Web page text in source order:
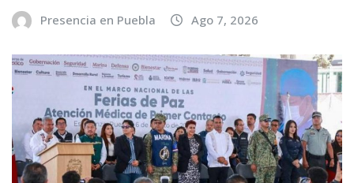
Presencia en Puebla Ago 7, 2026